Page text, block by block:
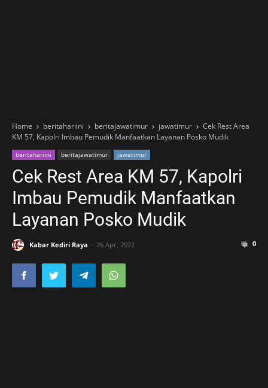
Home beritahariini beritajawatimur jawatimur
Cek Rest Area
KM 57, Kapolri Imbau Pemudik Manfaatkan Layanan Posko Mudik
beritahariini beritajawatimur jawatimur
Cek Rest Area KM 57, Kapolri
Imbau Pemudik Manfaatkan
Layanan Posko Mudik
Kabar Kediri Raya 26 Apr, 2022 0